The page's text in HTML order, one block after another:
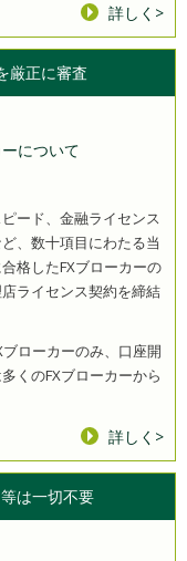
詳しく>
厳正に審査
について
ード、金融ライセンス
、数十項目にわたる当
格したFXブローカーの
ライセンス契約を締結
ローカーのみ、口座開
くのFXブローカーから
詳しく>
は一切不要